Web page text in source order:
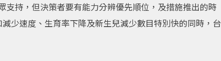
持，但決策者要有能力分辨優先順位，及措施推出的時
少速度、生育率下降及新生兒減少數目特別快的同時，台